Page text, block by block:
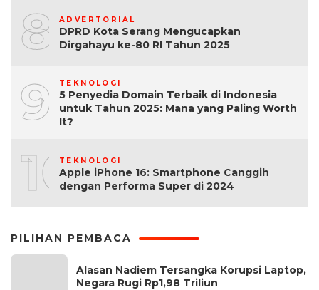
8 ADVERTORIAL
DPRD Kota Serang Mengucapkan
Dirgahayu ke-80 RI Tahun 2025
9 TEKNOLOGI
5 Penyedia Domain Terbaik di Indonesia
untuk Tahun 2025: Mana yang Paling Worth
It?
10TEKNOLOGI
Apple iPhone 16: Smartphone Canggih
dengan Performa Super di 2024
PILIHAN PEMBACA
Alasan Nadiem Tersangka Korupsi Laptop,
Negara Rugi Rp1,98 Triliun